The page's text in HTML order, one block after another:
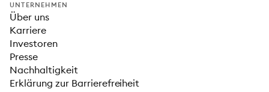
UNTERNEHMEN
Über uns
Karriere
Investoren
Presse
Nachhaltigkeit
Erklärung zur Barrierefreiheit